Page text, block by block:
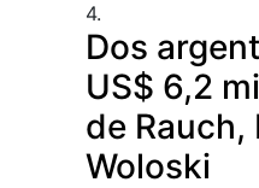
4.
Dos
US$ 6,2
de Rauch,
Woloski